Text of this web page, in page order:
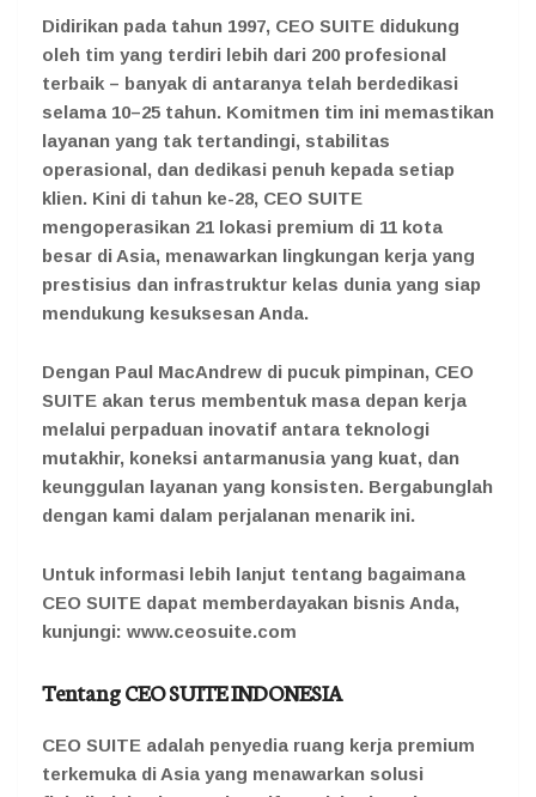
Didirikan pada tahun 1997, CEO SUITE didukung
oleh tim yang terdiri lebih dari 200 profesional
terbaik – banyak di antaranya telah berdedikasi
selama 10–25 tahun. Komitmen tim ini memastikan
layanan yang tak tertandingi, stabilitas
operasional, dan dedikasi penuh kepada setiap
klien. Kini di tahun ke-28, CEO SUITE
mengoperasikan 21 lokasi premium di 11 kota
besar di Asia, menawarkan lingkungan kerja yang
prestisius dan infrastruktur kelas dunia yang siap
mendukung kesuksesan Anda.
Dengan Paul MacAndrew di pucuk pimpinan, CEO
SUITE akan terus membentuk masa depan kerja
melalui perpaduan inovatif antara teknologi
mutakhir, koneksi antarmanusia yang kuat, dan
keunggulan layanan yang konsisten. Bergabunglah
dengan kami dalam perjalanan menarik ini.
Untuk informasi lebih lanjut tentang bagaimana
CEO SUITE dapat memberdayakan bisnis Anda,
kunjungi: www.ceosuite.com
Tentang CEO SUITE INDONESIA
CEO SUITE adalah penyedia ruang kerja premium
terkemuka di Asia yang menawarkan solusi